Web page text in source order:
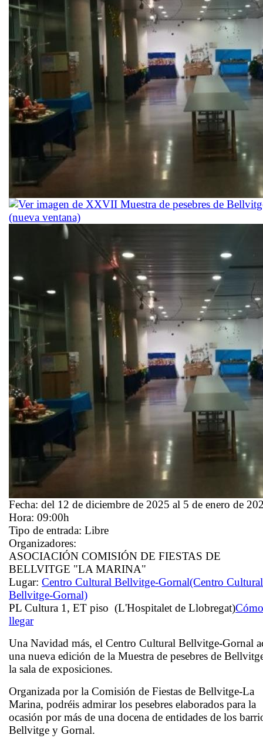
Fecha: del 12 de diciembre de 2025 al 5 de enero de
Hora: 09:00h
Tipo de entrada: Libre
Organizadores:
ASOCIACIÓN COMISIÓN DE FIESTAS DE
BELLVITGE "LA MARINA"
Lugar: Centro Cultural Bellvitge-Gornal(Centro Cultural
Bellvitge-Gornal)
PL Cultura 1, ET piso (L'Hospitalet de Llobregat)Cómo
llegar
Una Navidad más, el Centro Cultural Bellvitge-Gornal
una nueva edición de la Muestra de pesebres de
la sala de exposiciones.
Organizada por la Comisión de Fiestas de Bellvitge-La
Marina, podréis admirar los pesebres elaborados para la
ocasión por más de una docena de entidades de los
Bellvitge y Gornal.